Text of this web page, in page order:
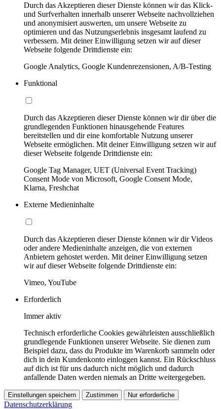
Durch das Akzeptieren dieser Dienste können wir das Klick-
und Surfverhalten innerhalb unserer Webseite nachvollziehen
und anonymisiert auswerten, um unsere Webseite zu
optimieren und das Nutzungserlebnis insgesamt laufend zu
verbessern. Mit deiner Einwilligung setzen wir auf dieser
Webseite folgende Drittdienste ein:
Google Analytics, Google Kundenrezensionen, A/B-Testing
Funktional
Durch das Akzeptieren dieser Dienste können wir dir über die
grundlegenden Funktionen hinausgehende Features
bereitstellen und dir eine komfortable Nutzung unserer
Webseite ermöglichen. Mit deiner Einwilligung setzen wir auf
dieser Webseite folgende Drittdienste ein:
Google Tag Manager, UET (Universal Event Tracking)
Consent Mode von Microsoft, Google Consent Mode,
Klarna, Freshchat
Externe Medieninhalte
Durch das Akzeptieren dieser Dienste können wir dir Videos
oder andere Medieninhalte anzeigen, die von externen
Anbietern gehostet werden. Mit deiner Einwilligung setzen
wir auf dieser Webseite folgende Drittdienste ein:
Vimeo, YouTube
Erforderlich
Immer aktiv
Technisch erforderliche Cookies gewährleisten ausschließlich
grundlegende Funktionen unserer Webseite. Sie dienen zum
Beispiel dazu, dass du Produkte im Warenkorb sammeln oder
dich in dein Kundenkonto einloggen kannst. Ein Rückschluss
auf dich ist für uns dadurch nicht möglich und dadurch
anfallende Daten werden niemals an Dritte weitergegeben.
Einstellungen speichern Zustimmen Nur erforderliche
Datenschutzerklärung